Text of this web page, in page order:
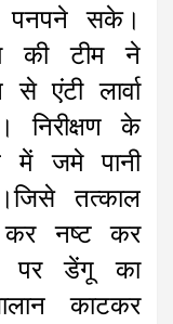
पनपने सके।
की टीम ने
एंटी लार्वा
निरीक्षण के
में जमे पानी
तत्काल
कर नष्ट कर
पर डेंगू का
काटकर